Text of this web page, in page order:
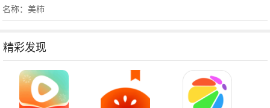
名称：美柿
精彩发现